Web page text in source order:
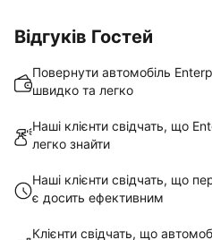
Відгуків Гостей
Повернути автомобіль
швидко та легко
Наші клієнти свідчать, що
легко знайти
Наші клієнти свідчать, що
є досить ефективним
Клієнти свідчать, що